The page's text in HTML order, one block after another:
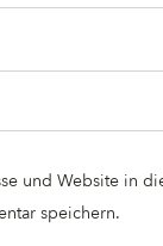
und Website in
speichern.